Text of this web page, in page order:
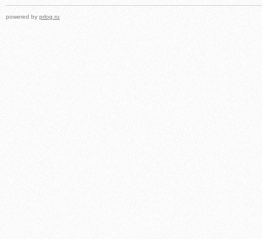
powered by prlog.ru